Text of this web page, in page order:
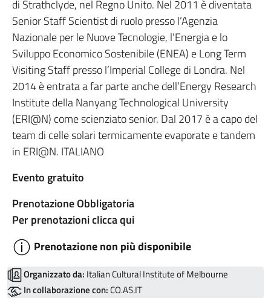
di Strathclyde, nel Regno Unito. Nel 2011 è diventata
Senior Staff Scientist di ruolo presso l’Agenzia
Nazionale per le Nuove Tecnologie, l’Energia e lo
Sviluppo Economico Sostenibile (ENEA) e Long Term
Visiting Staff presso l’Imperial College di Londra. Nel
2014 è entrata a far parte anche dell’Energy Research
Institute della Nanyang Technological University
(ERI@N) come scienziato senior. Dal 2017 è a capo del
team di celle solari termicamente evaporate e tandem
in ERI@N. ITALIANO
Evento gratuito
Prenotazione Obbligatoria
Per prenotazioni clicca qui
Prenotazione non più disponibile
Organizzato da: Italian Cultural Institute of Melbourne
In collaborazione con: CO.AS.IT